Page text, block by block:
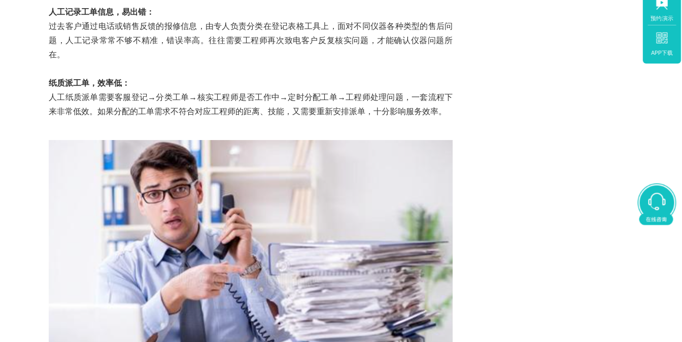
人工记录工单信息，易出错：
过去客户通过电话或销售反馈的报修信息，由专人负责分类在登记表格工具上，面对不同仪器各种类型的售后问
题，人工记录常常不够不精准，错误率高。往往需要工程师再次致电客户反复核实问题，才能确认仪器问题所
在。
纸质派工单，效率低：
人工纸质派单需要客服登记→分类工单→核实工程师是否工作中→定时分配工单→工程师处理问题，一套流程下
来非常低效。如果分配的工单需求不符合对应工程师的距离、技能，又需要重新安排派单，十分影响服务效率。
预约演示
APP下载